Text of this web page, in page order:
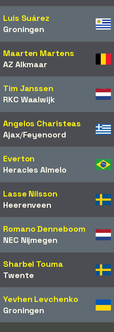
Luis Suárez
Groningen
Maarten Martens
AZ Alkmaar
Tim Janssen
RKC Waalwijk
Angelos Charisteas
Ajax/​Feyenoord
Everton
Heracles Almelo
Lasse Nilsson
Heerenveen
Romano Denneboom
NEC Nijmegen
Sharbel Touma
Twente
Yevhen Levchenko
Groningen